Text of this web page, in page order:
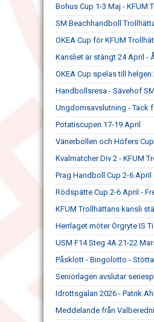
Bohus Cup 1-3 Maj - KFUM
SM Beachhandboll
OKEA Cup för KFUM
Kansliet är stängt 24 April -
OKEA Cup spelas till
Handbollsresa - Sävehof
Ungdomsavslutning - Tack
Potatiscupen 17-19 April
Vänerbollen och Höfers
Kvalmatcher Div 2 - KFUM
Prag Handboll Cup 2-6 April
Rödspätte Cup 2-6 April -
KFUM Trollhättans kansli
Herrlaget möter Örgryte IS
USM F14 Steg 4A 21-22
Påsklott - Bingolotto -
Seniorlagen avslutar
Idrottsgalan 2026 - Patrik
Meddelande från